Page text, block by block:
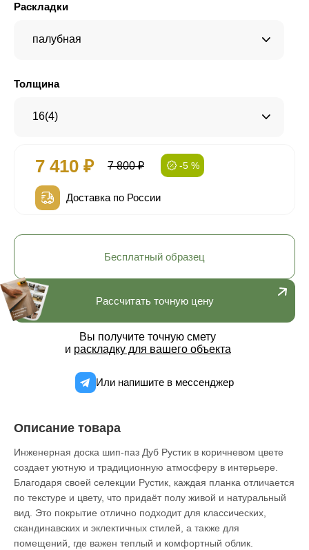
Раскладки
палубная
Толщина
16(4)
7 410 ₽ 7 800 ₽ -5 %
Доставка по России
Рассчитать точную цену
Вы получите точную смету
и раскладку для вашего объекта
Или напишите в мессенджер
Бесплатный образец
Описание товара
Инженерная доска шип-паз Дуб Рустик в коричневом цвете
создает уютную и традиционную атмосферу в интерьере.
Благодаря своей селекции Рустик, каждая планка отличается
по текстуре и цвету, что придаёт полу живой и натуральный
вид. Это покрытие отлично подходит для классических,
скандинавских и эклектичных стилей, а также для
помещений, где важен теплый и комфортный облик.